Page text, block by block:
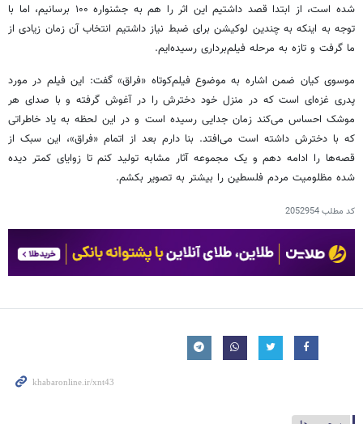
شده است، از ابتدا قصد داشتیم این اثر را هم به جشنواره ۱۰۰ برسانیم، اما با
توجه به اینکه به چندین لوکیشن برای ضبط نیاز داشتیم انتخاب آن زمان زیادی از
ما گرفت و تازه به مرحله فیلم‌برداری رسیده‌ایم.
موسوی کیان ضمن اشاره به موضوع فیلم‌کوتاه «فراق» گفت: این فیلم در مورد
پدری غزه‌ای است که در منزل خود دخترش را در آغوش گرفته و با صدای هر
موشک احساس می‌کند زمان جدایی رسیده است و در این لحظه به یاد خاطراتی
که با دخترش داشته است می‌افتد. بنا دارم بعد از اتمام «فراق»، این سبک از
قصه‌ها را ادامه دهم و یک مجموعه آثار مشابه تولید کنم تا زوایای کمتر دیده
شده مظلومیت مردم فلسطین را بیشتر به تصویر بکشم.
کد مطلب2052954